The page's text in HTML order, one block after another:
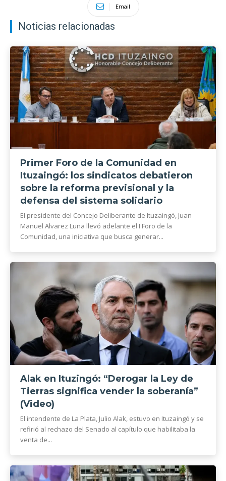
Email
Noticias relacionadas
Primer Foro de la Comunidad en
Ituzaingó: los sindicatos debatieron
sobre la reforma previsional y la
defensa del sistema solidario
El presidente del Concejo Deliberante de Ituzaingó, Juan
Manuel Alvarez Luna llevó adelante el I Foro de la
Comunidad, una iniciativa que busca generar...
Alak en Ituzingó: “Derogar la Ley de
Tierras significa vender la soberanía”
(Video)
El intendente de La Plata, Julio Alak, estuvo en Ituzaingó y se
refirió al rechazo del Senado al capítulo que habilitaba la
venta de...